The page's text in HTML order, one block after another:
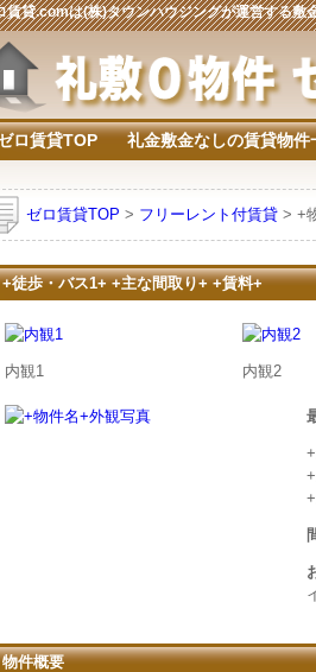
賃貸.comは(株)タウンハウジングが運営する敷
ロ賃貸TOP 礼金敷金なしの賃貸物件
ゼロ賃貸TOP > フリーレント付賃貸 > +
+徒歩・バス1+ +主な間取り+ +賃料+
内観1 内観2
物件概要